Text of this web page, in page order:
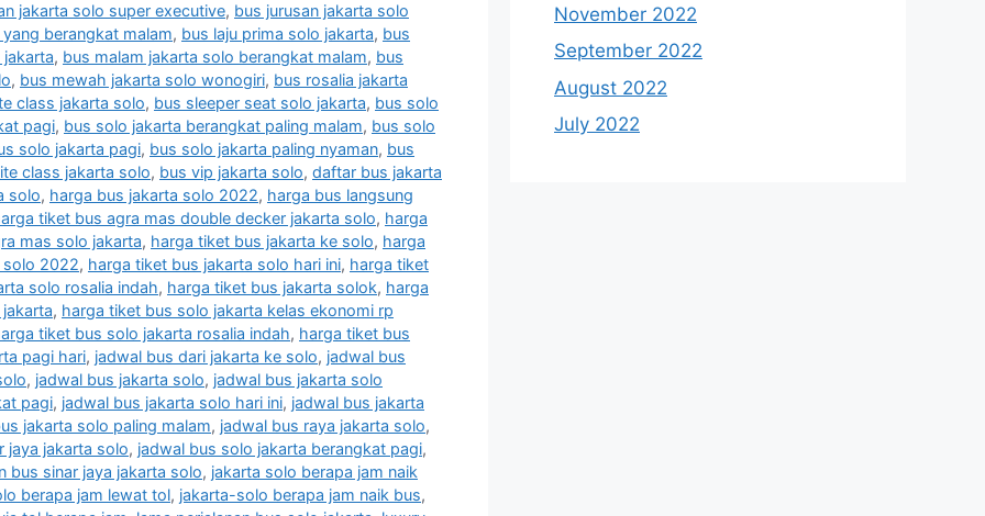
jakarta solo super executive, bus jurusan jakarta solo
berangkat malam, bus laju prima solo jakarta, bus
, bus malam jakarta solo berangkat malam, bus
, bus mewah jakarta solo wonogiri, bus rosalia jakarta
class jakarta solo, bus sleeper seat solo jakarta, bus solo
pagi, bus solo jakarta berangkat paling malam, bus solo
solo jakarta pagi, bus solo jakarta paling nyaman, bus
class jakarta solo, bus vip jakarta solo, daftar bus jakarta
solo, harga bus jakarta solo 2022, harga bus langsung
tiket bus agra mas double decker jakarta solo, harga
mas solo jakarta, harga tiket bus jakarta ke solo, harga
solo 2022, harga tiket bus jakarta solo hari ini, harga tiket
solo rosalia indah, harga tiket bus jakarta solok, harga
, harga tiket bus solo jakarta kelas ekonomi rp
tiket bus solo jakarta rosalia indah, harga tiket bus
pagi hari, jadwal bus dari jakarta ke solo, jadwal bus
, jadwal bus jakarta solo, jadwal bus jakarta solo
pagi, jadwal bus jakarta solo hari ini, jadwal bus jakarta
jakarta solo paling malam, jadwal bus raya jakarta solo,
jaya jakarta solo, jadwal bus solo jakarta berangkat pagi,
bus sinar jaya jakarta solo, jakarta solo berapa jam naik
berapa jam lewat tol, jakarta-solo berapa jam naik bus,
November 2022
September 2022
August 2022
July 2022